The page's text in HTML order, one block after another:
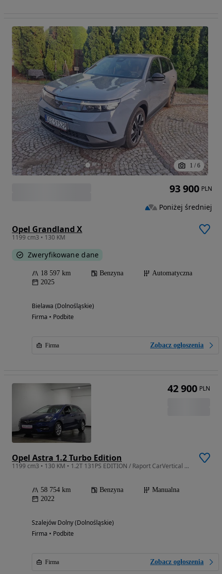
1 / 6
Opel Grandland X
1199 cm3 • 130 KM
Zweryfikowane dane
18 597 km Benzyna
Automatyczna
2025
Bielawa (Dolnośląskie)
Firma • Podbite
Firma Zobacz ogłoszenia
93 900 PLN
Poniżej średniej
Opel Astra 1.2 Turbo Edition
1199 cm3 • 130 KM • 1.2T 131PS EDITION / Raport CarVertical + Gwarancja - AUTO BIJAK
58 754 km Benzyna
Manualna
2022
Szalejów Dolny (Dolnośląskie)
Firma • Podbite
Firma Zobacz ogłoszenia
42 900 PLN